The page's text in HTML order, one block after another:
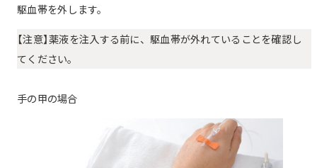
駆血帯を外します。
【注意】薬液を注入する前に、駆血帯が外れていることを確認し
てください。
手の甲の場合